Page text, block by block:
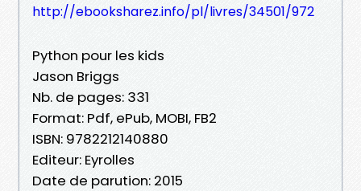
http://ebooksharez.info/pl/livres/34501/972
Python pour les kids
Jason Briggs
Nb. de pages: 331
Format: Pdf, ePub, MOBI, FB2
ISBN: 9782212140880
Editeur: Eyrolles
Date de parution: 2015